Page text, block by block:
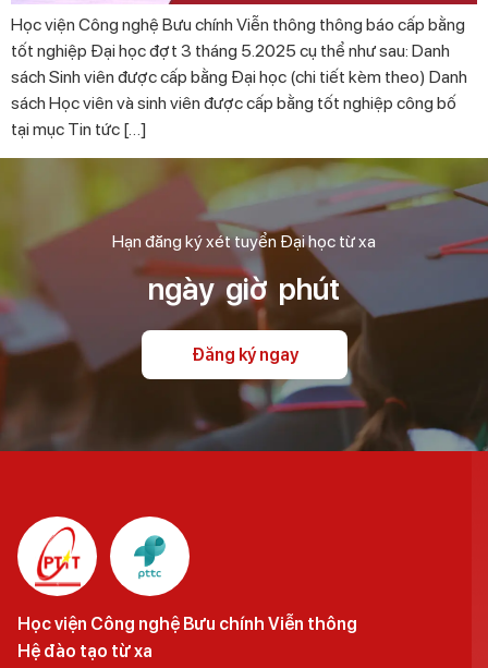
Học viện Công nghệ Bưu chính Viễn thông thông báo cấp bằng
tốt nghiệp Đại học đợt 3 tháng 5.2025 cụ thể như sau: Danh
sách Sinh viên được cấp bằng Đại học (chi tiết kèm theo) Danh
sách Học viên và sinh viên được cấp bằng tốt nghiệp công bố
tại mục Tin tức […]
Hạn đăng ký xét tuyển Đại học từ xa
ngày giờ phút
Đăng ký ngay
Học viện Công nghệ Bưu chính Viễn thông
Hệ đào tạo từ xa